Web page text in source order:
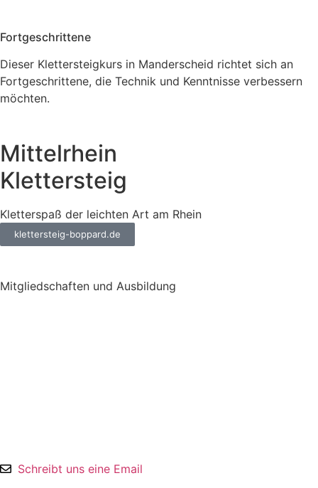
Fortgeschrittene
Dieser Klettersteigkurs in Manderscheid richtet sich an
Fortgeschrittene, die Technik und Kenntnisse verbessern
möchten.
Mittelrhein
Klettersteig
Kletterspaß der leichten Art am Rhein
klettersteig-boppard.de
Mitgliedschaften und Ausbildung
Schreibt uns eine Email